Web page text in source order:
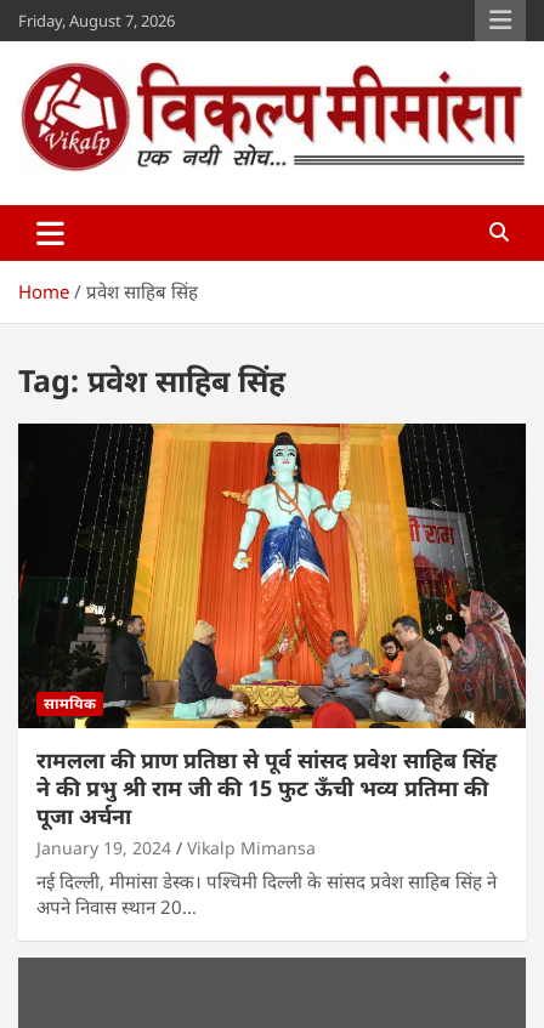
Skip
to
content
Friday, August 7, 2026
Vikalp Mimansa
Home प्रवेश साहिब सिंह
Tag: प्रवेश साहिब सिंह
सामयिक
रामलला की प्राण प्रतिष्ठा से पूर्व सांसद प्रवेश साहिब सिंह
ने की प्रभु श्री राम जी की 15 फुट ऊँची भव्य प्रतिमा की
पूजा अर्चना
January 19, 2024 Vikalp Mimansa
नई दिल्ली, मीमांसा डेस्क। पश्चिमी दिल्ली के सांसद प्रवेश साहिब सिंह ने
अपने निवास स्थान 20…